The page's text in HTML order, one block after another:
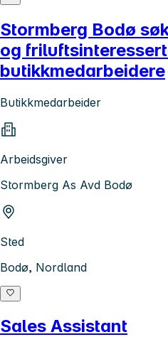
Stormberg Bodø
og
butikkmedarbeidere
Butikkmedarbeider
Arbeidsgiver
Stormberg As Avd Bodø
Sted
Bodø, Nordland
Sales Assistant